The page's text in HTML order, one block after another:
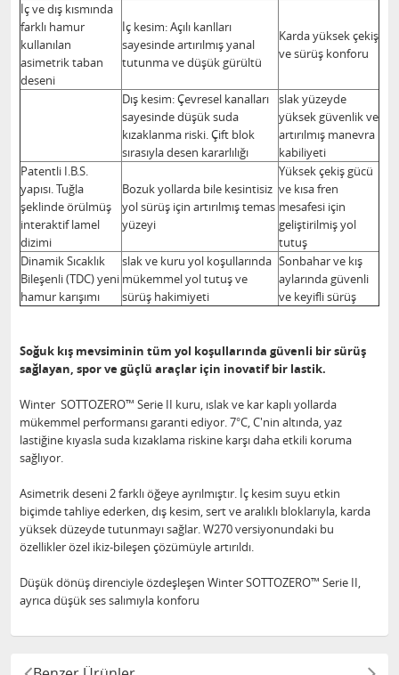
İç ve dış kısmında
farklı hamur
kullanılan
asimetrik taban
deseni
İç kesim: Açılı kanlları
sayesinde artırılmış yanal
tutunma ve düşük gürültü
Karda yüksek çekiş
ve sürüş konforu
Dış kesim: Çevresel kanalları
sayesinde düşük suda
kızaklanma riski. Çift blok
sırasıyla desen kararlılığı
slak yüzeyde
yüksek güvenlik ve
artırılmış manevra
kabiliyeti
Patentli I.B.S.
yapısı. Tuğla
şeklinde örülmüş
interaktif lamel
dizimi
Bozuk yollarda bile kesintisiz
yol sürüş için artırılmış temas
yüzeyi
Yüksek çekiş gücü
ve kısa fren
mesafesi için
geliştirilmiş yol
tutuş
Dinamik Sıcaklık
Bileşenli (TDC) yeni
hamur karışımı
slak ve kuru yol koşullarında
mükemmel yol tutuş ve
sürüş hakimiyeti
Sonbahar ve kış
aylarında güvenli
ve keyifli sürüş
Soğuk kış mevsiminin tüm yol koşullarında güvenli bir sürüş
sağlayan, spor ve güçlü araçlar için inovatif bir lastik.
Winter SOTTOZERO™ Serie II kuru, ıslak ve kar kaplı yollarda
mükemmel performansı garanti ediyor. 7°C, C'nin altında, yaz
lastiğine kıyasla suda kızaklama riskine karşı daha etkili koruma
sağlıyor.
Asimetrik deseni 2 farklı öğeye ayrılmıştır. İç kesim suyu etkin
biçimde tahliye ederken, dış kesim, sert ve aralıklı bloklarıyla, karda
yüksek düzeyde tutunmayı sağlar. W270 versiyonundaki bu
özellikler özel ikiz-bileşen çözümüyle artırıldı.
Düşük dönüş direnciyle özdeşleşen Winter SOTTOZERO™ Serie II,
ayrıca düşük ses salımıyla konforu